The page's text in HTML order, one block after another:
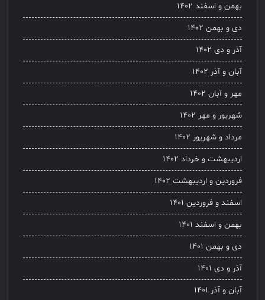
بهمن و اسفند ۱۴۰۲
دی و بهمن ۱۴۰۲
آذر و دی ۱۴۰۲
آبان و آذر ۱۴۰۲
مهر و آبان ۱۴۰۲
شهریور و مهر ۱۴۰۲
مرداد و شهریور ۱۴۰۲
اردیبهشت و خرداد ۱۴۰۲
فروردین و اردیبهشت ۱۴۰۲
اسفند و فروردین ۱۴۰۱
بهمن و اسفند ۱۴۰۱
دی و بهمن ۱۴۰۱
آذر و دی ۱۴۰۱
آبان و آذر ۱۴۰۱